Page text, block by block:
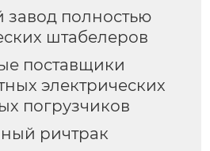
завод полностью
штабелеров
поставщики
электрических
погрузчиков
ричтрак